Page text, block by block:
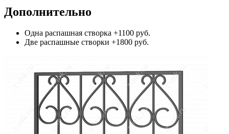
Дополнительно
Одна распашная створка +1100 руб.
Две распашные створки +1800 руб.